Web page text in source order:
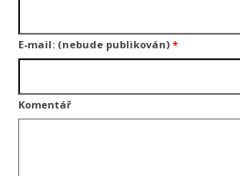
E-mail: (nebude publikován) *
Komentář